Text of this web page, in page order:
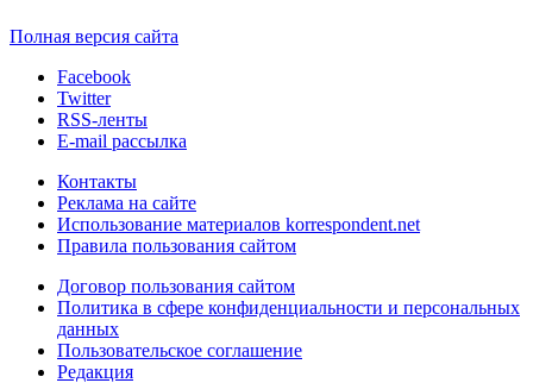
Полная версия сайта
Facebook
Twitter
RSS-ленты
E-mail рассылка
Контакты
Реклама на сайте
Использование материалов korrespondent.net
Правила пользования сайтом
Договор пользования сайтом
Политика в сфере конфиденциальности и персональных
данных
Пользовательское соглашение
Редакция